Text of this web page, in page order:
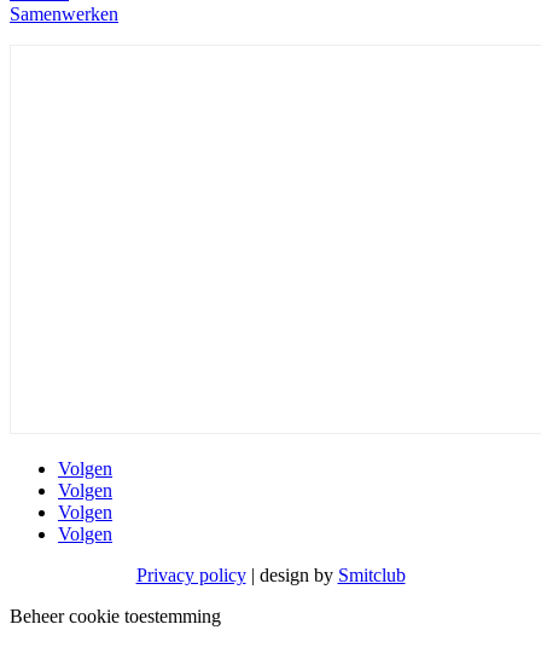
Samenwerken
Volgen
Volgen
Volgen
Volgen
Privacy policy| design by Smitclub
Beheer cookie toestemming